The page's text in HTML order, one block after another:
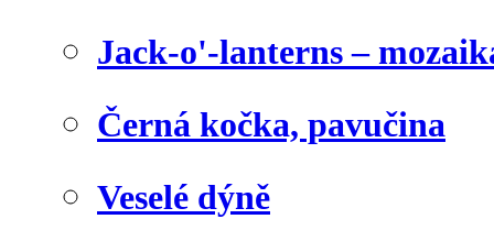
Jack-o'-lanterns –
Černá kočka, pavučina
Veselé dýně